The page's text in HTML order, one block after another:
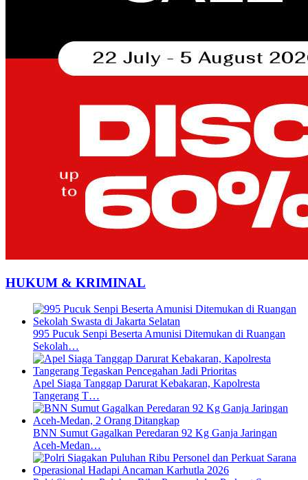
HUKUM & KRIMINAL
995 Pucuk Senpi Beserta Amunisi Ditemukan di Ruangan
Sekolah…
Apel Siaga Tanggap Darurat Kebakaran, Kapolresta
Tangerang T…
BNN Sumut Gagalkan Peredaran 92 Kg Ganja Jaringan
Aceh-Medan…